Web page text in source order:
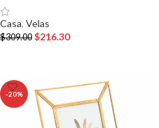
Casa, Velas
$309.00 $216.30
-20%